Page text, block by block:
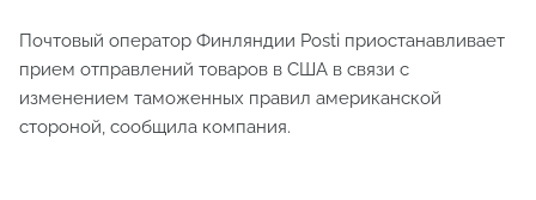
Почтовый оператор Финляндии Posti приостанавливает
прием отправлений товаров в США в связи с
изменением таможенных правил американской
стороной, сообщила компания.